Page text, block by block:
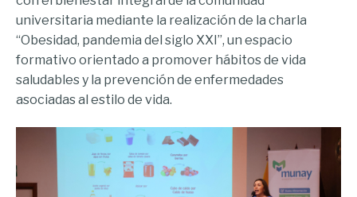
universitaria mediante la realización de la charla
“Obesidad, pandemia del siglo XXI”, un espacio
formativo orientado a promover hábitos de vida
saludables y la prevención de enfermedades
asociadas al estilo de vida.